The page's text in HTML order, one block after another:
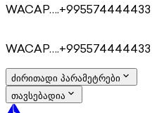
WACAP….+995574444433
WACAP….+995574444433
ძირითადი პარამეტრები
თავსებადია